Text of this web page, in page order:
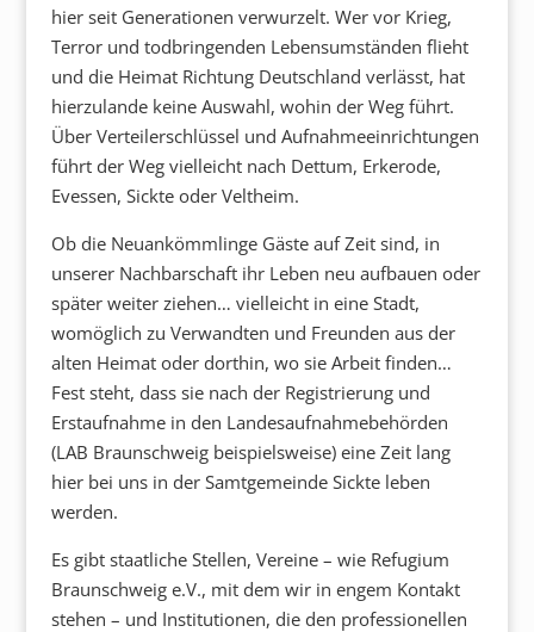
hier seit Generationen verwurzelt. Wer vor Krieg,
Terror und todbringenden Lebensumständen flieht
und die Heimat Richtung Deutschland verlässt, hat
hierzulande keine Auswahl, wohin der Weg führt.
Über Verteilerschlüssel und Aufnahmeeinrichtungen
führt der Weg vielleicht nach Dettum, Erkerode,
Evessen, Sickte oder Veltheim.
Ob die Neuankömmlinge Gäste auf Zeit sind, in
unserer Nachbarschaft ihr Leben neu aufbauen oder
später weiter ziehen… vielleicht in eine Stadt,
womöglich zu Verwandten und Freunden aus der
alten Heimat oder dorthin, wo sie Arbeit finden…
Fest steht, dass sie nach der Registrierung und
Erstaufnahme in den Landesaufnahmebehörden
(LAB Braunschweig beispielsweise) eine Zeit lang
hier bei uns in der Samtgemeinde Sickte leben
werden.
Es gibt staatliche Stellen, Vereine – wie Refugium
Braunschweig e.V., mit dem wir in engem Kontakt
stehen – und Institutionen, die den professionellen